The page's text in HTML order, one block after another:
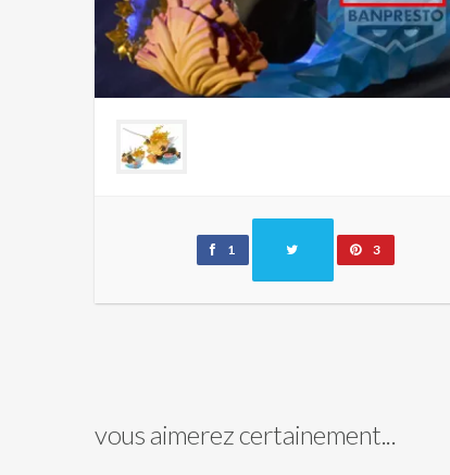
1 3
vous aimerez certainement...